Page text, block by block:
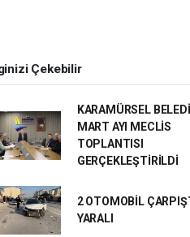
Çekebilir
KARAMÜRSEL
MART AYI MECLİS
TOPLANTISI
GERÇEKLEŞTİRİLDİ
2 OTOMOBİL
YARALI